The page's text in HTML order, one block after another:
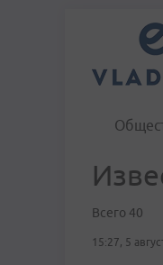
Всего 40
15:27, 5